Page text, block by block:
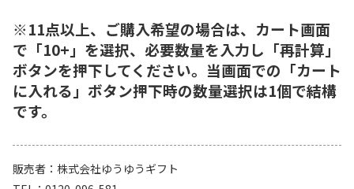
※11点以上、ご購入希望の場合は、カート画面
で「10+」を選択、必要数量を入力し「再計算」
ボタンを押下してください。当画面での「カート
に入れる」ボタン押下時の数量選択は1個で結構
です。
販売者
株式会社ゆうゆうギフト